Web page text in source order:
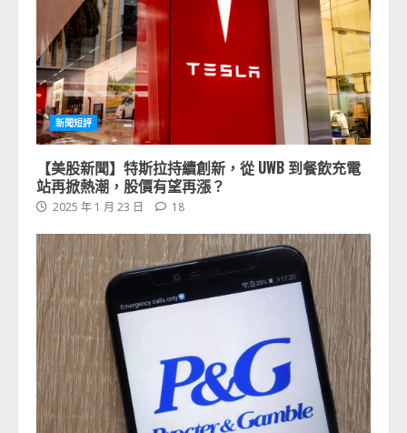
新聞短評
【美股新聞】特斯拉持續創新，從 UWB 到餐飲充電
站再掀熱潮，股價有望再漲？
2025 年 1 月 23 日 18